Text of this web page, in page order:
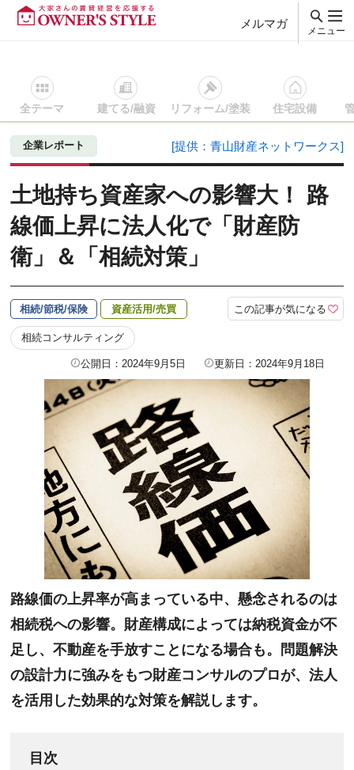
メルマガ
メニュー
全テーマ 建てる/融資 リフォーム/塗装 住宅設備
賃貸経営ＴＯＰ 相続/節税/保険 記事を読む 土地持ち資産
企業レポート [提供：青山財産ネットワークス]
土地持ち資産家への影響大！ 路
線価上昇に法人化で「財産防
衛」＆「相続対策」
相続/節税/保険 資産活用/売買
相続コンサルティング
この記事が気になる
公開日：2024年9月5日 更新日：2024年9月18日
路線価の上昇率が高まっている中、懸念されるのは
相続税への影響。財産構成によっては納税資金が不
足し、不動産を手放すことになる場合も。問題解決
の設計力に強みをもつ財産コンサルのプロが、法人
を活用した効果的な対策を解説します。
目次